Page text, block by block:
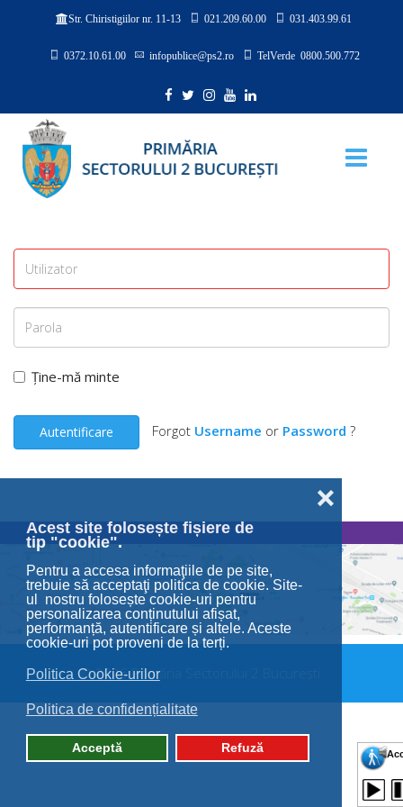
Acest site folosește fișiere de
tip "cookie".
Pentru a accesa informaţiile de pe site,
trebuie să acceptaţi politica de cookie. Site-
ul nostru folosește cookie-uri pentru
personalizarea conținutului afișat,
performanță, autentificare și altele. Aceste
cookie-uri pot proveni de la terți.
Politica Cookie-urilor
Politica de confidențialitate
Acceptă Refuză
❌
Str. Chiristigiilor nr. 11-13 021.209.60.00 031.403.99.61
0372.10.61.00 infopublice@ps2.ro TelVerde 0800.500.772
Ține-mă minte
Autentificare Forgot Username or Password ?
© 2026 Primăria Sectorului 2 București.